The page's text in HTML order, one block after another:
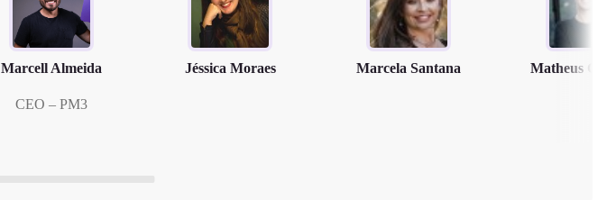
Marcell Almeida
CEO – PM3
Jéssica Moraes Marcela Santana Matheus